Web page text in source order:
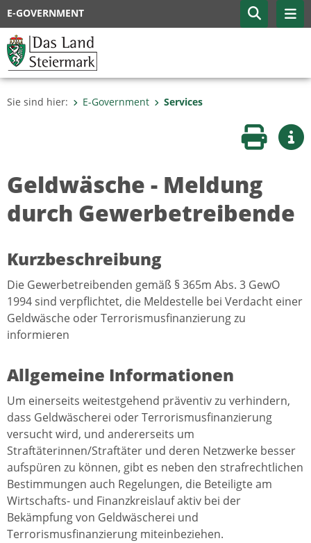
E-GOVERNMENT
Sie sind hier: E-Government Services
Seite
Geldwäsche - Meldung
durch Gewerbetreibende
Kurzbeschreibung
Die Gewerbetreibenden gemäß § 365m Abs. 3 GewO
1994 sind verpflichtet, die Meldestelle bei Verdacht einer
Geldwäsche oder Terrorismusfinanzierung zu
informieren
Allgemeine Informationen
Um einerseits weitestgehend präventiv zu verhindern,
dass Geldwäscherei oder Terrorismusfinanzierung
versucht wird, und andererseits um
Straftäterinnen/Straftäter und deren Netzwerke besser
aufspüren zu können, gibt es neben den strafrechtlichen
Bestimmungen auch Regelungen, die Beteiligte am
Wirtschafts- und Finanzkreislauf aktiv bei der
Bekämpfung von Geldwäscherei und
Terrorismusfinanzierung miteinbeziehen.